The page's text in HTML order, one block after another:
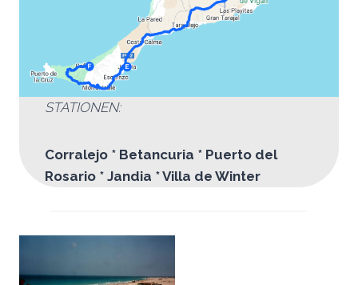
STATIONEN:
Corralejo * Betancuria * Puerto del
Rosario * Jandia * Villa de Winter